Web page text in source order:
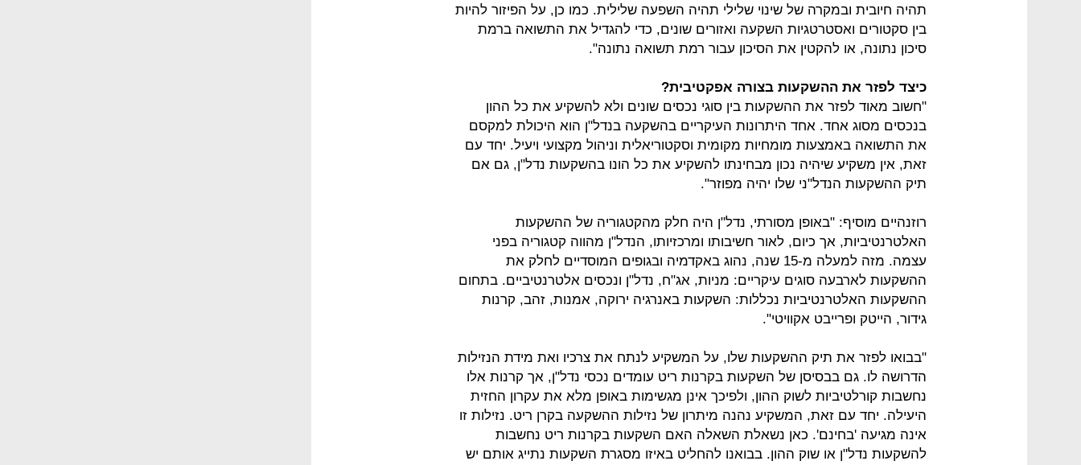
תהיה חיובית ובמקרה של שינוי שלילי תהיה השפעה שלילית. כמו כן, על הפיזור להיות
בין סקטורים ואסטרטגיות השקעה ואזורים שונים, כדי להגדיל את התשואה ברמת
סיכון נתונה, או להקטין את הסיכון עבור רמת תשואה נתונה".
כיצד לפזר את ההשקעות בצורה אפקטיבית?
"חשוב מאוד לפזר את ההשקעות בין סוגי נכסים שונים ולא להשקיע את כל ההון
בנכסים מסוג אחד. אחד היתרונות העיקריים בהשקעה בנדל"ן הוא היכולת למקסם
את התשואה באמצעות מומחיות מקומית וסקטוריאלית וניהול מקצועי ויעיל. יחד עם
זאת, אין משקיע שיהיה נכון מבחינתו להשקיע את כל הונו בהשקעות נדל"ן, גם אם
תיק ההשקעות הנדל"ני שלו יהיה מפוזר".
רוזנהיים מוסיף: "באופן מסורתי, נדל"ן היה חלק מהקטגוריה של ההשקעות
האלטרנטיביות, אך כיום, לאור חשיבותו ומרכזיותו, הנדל"ן מהווה קטגוריה בפני
עצמה. מזה למעלה מ-15 שנה, נהוג באקדמיה ובגופים המוסדיים לחלק את
ההשקעות לארבעה סוגים עיקריים: מניות, אג"ח, נדל"ן ונכסים אלטרנטיביים. בתחום
ההשקעות האלטרנטיביות נכללות: השקעות באנרגיה ירוקה, אמנות, זהב, קרנות
גידור, הייטק ופרייבט אקוויטי".
"בבואו לפזר את תיק ההשקעות שלו, על המשקיע לנתח את צרכיו ואת מידת הנזילות
הדרושה לו. גם בבסיסן של השקעות בקרנות ריט עומדים נכסי נדל"ן, אך קרנות אלו
נחשבות קורלטיביות לשוק ההון, ולפיכך אינן מגשימות באופן מלא את עקרון החזית
היעילה. יחד עם זאת, המשקיע נהנה מיתרון של נזילות ההשקעה בקרן ריט. נזילות זו
אינה מגיעה 'בחינם'. כאן נשאלת השאלה האם השקעות בקרנות ריט נחשבות
להשקעות נדל"ן או שוק ההון. בבואנו להחליט באיזו מסגרת השקעות נתייג אותם יש